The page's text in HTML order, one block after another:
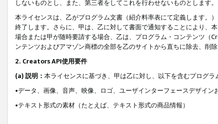
しないものとし、また、第三者をしてこれを行わせないものとします。
本ライセンスは、乙がプログラム文書（紹介料率表にて定義します。
終了します。さらに、甲は、乙に対して書面で通知することにより、
場合または甲が随時要請する場合、乙は、プログラム・コンテンツ（
ンテンツおよびアマゾン商標の全部を乙のサイトから直ちに除去、削
2. Creators API使用要件
(a) 説明： 本ライセンスに基づき、甲は乙に対し、以下を含むプログ
•データ、画像、音声、映像、ロゴ、ユーザインターフェースデザイ
•テキスト形式の素材（たとえば、テキスト形式の商品情報）